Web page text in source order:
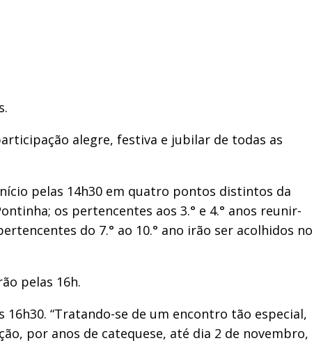
alegre, festiva e jubilar de todas as
pelas 14h30 em quatro pontos distintos da
os pertencentes aos 3.° e 4.° anos reunir-
do 7.° ao 10.° ano irão ser acolhidos no
pelas 16h.
“Tratando-se de um encontro tão especial,
por anos de catequese, até dia 2 de novembro,